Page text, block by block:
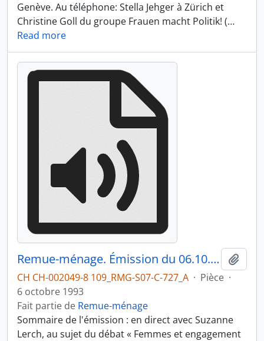
Genève. Au téléphone: Stella Jehger à Zürich et
Christine Goll du groupe Frauen macht Politik! (…
Read more
Remue-ménage. Émission du 06.10.1993 1/4
CH CH-002049-8 109_RMG-S07-C-727_A · Pièce ·
6 octobre 1993
Fait partie de Remue-ménage
Sommaire de l'émission : en direct avec Suzanne
Lerch, au sujet du débat « Femmes et engagement